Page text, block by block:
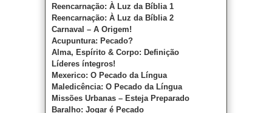
Reencarnação: À Luz da Bíblia 1
Reencarnação: À Luz da Bíblia 2
Carnaval – A Origem!
Acupuntura: Pecado?
Alma, Espírito & Corpo: Definição
Líderes íntegros!
Mexerico: O Pecado da Língua
Maledicência: O Pecado da Língua
Missões Urbanas – Esteja Preparado
Baralho: Jogar é Pecado